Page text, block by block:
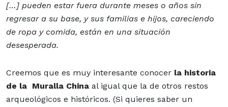
[…] pueden estar fuera durante meses o años sin
regresar a su base, y sus familias e hijos, careciendo
de ropa y comida, están en una situación
desesperada.
Creemos que es muy interesante conocer la historia
de la Muralla China al igual que la de otros restos
arqueológicos e históricos. (Si quieres saber un